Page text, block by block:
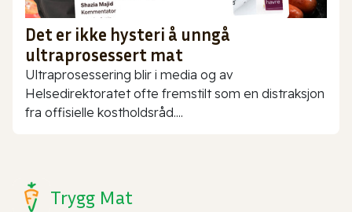
Det er ikke hysteri å unngå
ultraprosessert mat
Ultraprosessering blir i media og av
Helsedirektoratet ofte fremstilt som en distraksjon
fra offisielle kostholdsråd....
Trygg Mat